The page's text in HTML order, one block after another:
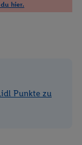
hier.
Punkte zu